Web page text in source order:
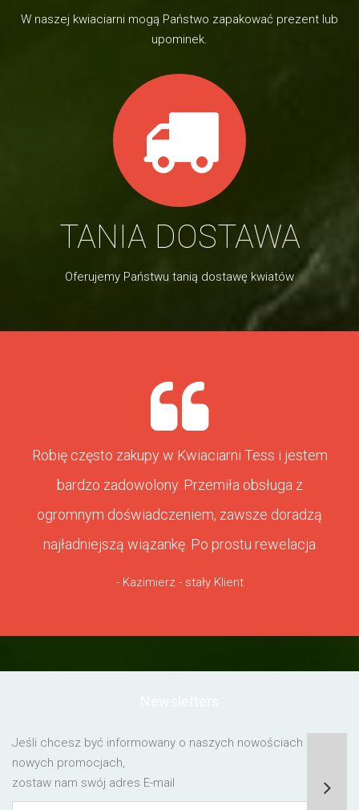
W naszej kwiaciarni mogą Państwo zapakować prezent lub
upominek.
TANIA DOSTAWA
Oferujemy Państwu tanią dostawę kwiatów
Robię często zakupy w Kwiaciarni Tess i jestem
bardzo zadowolony. Przemiła obsługa z
ogromnym doświadczeniem, zawsze doradzą
najładniejszą wiązankę. Po prostu rewelacja
- Kazimierz - stały Klient
Jeśli chcesz być informowany o naszych nowościach lub o
nowych promocjach,
zostaw nam swój adres E-mail